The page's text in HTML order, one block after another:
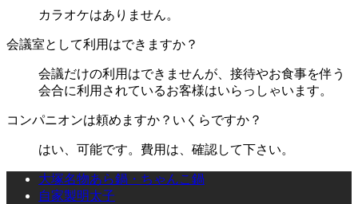
カラオケはありません。
会議室として利用はできますか？
会議だけの利用はできませんが、接待やお食事を伴う
会合に利用されているお客様はいらっしゃいます。
コンパニオンは頼めますか？いくらですか？
はい、可能です。費用は、確認して下さい。
大塚名物あら鍋・ちゃんこ鍋
自家製明太子